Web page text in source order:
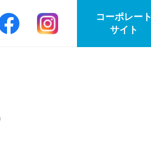
コーポレート
サイト